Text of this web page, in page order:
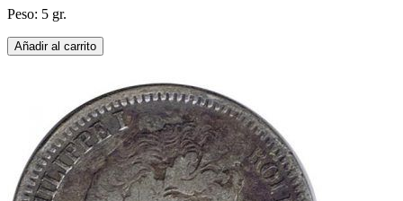
Peso: 5 gr.
Añadir al carrito